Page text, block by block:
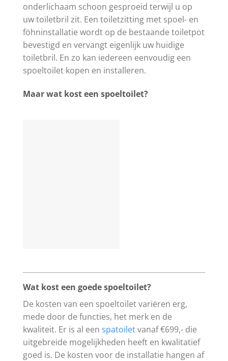
onderlichaam schoon gesproeid terwijl u op
uw toiletbril zit. Een toiletzitting met spoel- en
föhninstallatie wordt op de bestaande toiletpot
bevestigd en vervangt eigenlijk uw huidige
toiletbril. En zo kan iedereen eenvoudig een
spoeltoilet kopen en installeren.
Maar wat kost een spoeltoilet?
Wat kost een goede spoeltoilet?
De kosten van een spoeltoilet variëren erg,
mede door de functies, het merk en de
kwaliteit. Er is al een spatoiletvanaf €699,- die
uitgebreide mogelijkheden heeft en kwalitatief
goed is. De kosten voor de installatie hangen af